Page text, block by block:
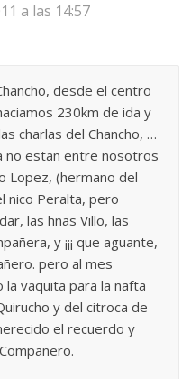
a las 14:57
desde el centro
230km de ida y
charlas del Chancho, …
no estan entre nosotros
Lopez, (hermano del
nico Peralta, pero
las hnas Villo, las
y ¡¡¡ que aguante,
pero al mes
la vaquita para la nafta
y del citroca de
el recuerdo y